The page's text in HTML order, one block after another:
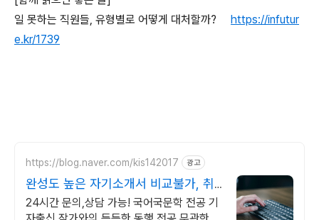
일 못하는 직원들, 유형별로 어떻게 대처할까? https://infutur
e.kr/1739
https://blog.naver.com/kis142017 광고
완성도 높은 자기소개서 비교불가, 취
준생 맞춤
24시간 문의,상담 가능! 국어국문학 전공 기